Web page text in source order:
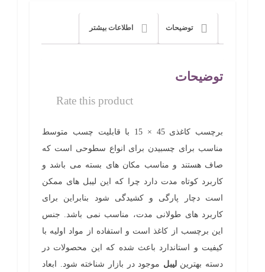
توضیحات اطلاعات بیشتر
توضیحات
Rate this product
برچسب کاغذی 45 × 15 با قابلیت چسب متوسط
مناسب برای چسبیدن برای انواع سطوحی است که
صاف هستند و مناسب مکان های بسته می باشد و
کاربرد کوتاه مدت دارد چرا که این لیبل های ممکن
است دچار پارگی و کشیدگی شود بنابراین برای
کاربرد های طولانی مدت، مناسب نمی باشد. جنس
این برچسب از کاغذ است و استفاده از مواد اولیه با
کیفیت و استاندارد باعث شده که این محصولات در
دسته بهترینلیبل موجود در بازار شناخته شود. ابعاد